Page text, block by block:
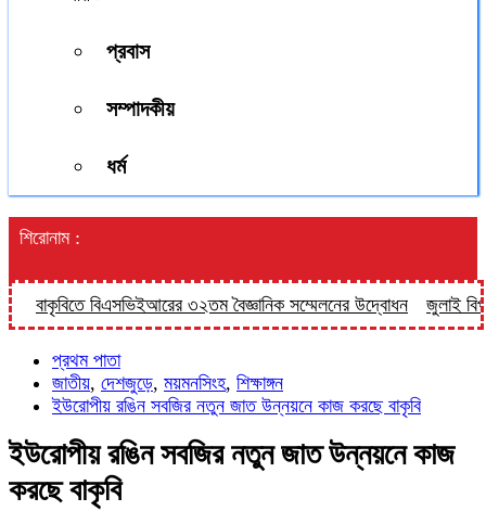
প্রবাস
সম্পাদকীয়
ধর্ম
শিরোনাম :
বাকৃবিতে বিএসভিইআরের ৩২তম বৈজ্ঞানিক সম্মেলনের উদ্বোধন জুলাই বিপ্লবের
প্রথম পাতা
জাতীয়, দেশজুড়ে, ময়মনসিংহ, শিক্ষাঙ্গন
ইউরোপীয় রঙিন সবজির নতুন জাত উন্নয়নে কাজ করছে বাকৃবি
ইউরোপীয় রঙিন সবজির নতুন জাত উন্নয়নে কাজ
করছে বাকৃবি